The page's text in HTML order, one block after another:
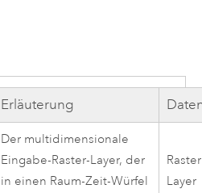
Erläuterung
Der multidimensionale
Eingabe-Raster-Layer, der
in einen Raum-Zeit-Würfel
Raster
Layer